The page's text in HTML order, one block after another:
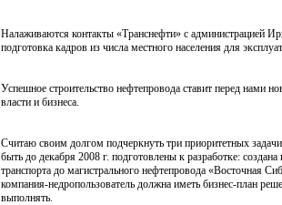
Налаживаются контакты «Транснефти» с администрацией
подготовка кадров из числа местного населения для
Успешное строительство нефтепровода ставит перед нами
власти и бизнеса.
Считаю своим долгом подчеркнуть три приоритетных
быть до декабря 2008 г. подготовлены к разработке:
транспорта до магистрального нефтепровода «Восточная
компания-недропользователь должна иметь бизнес-план
выполнять.